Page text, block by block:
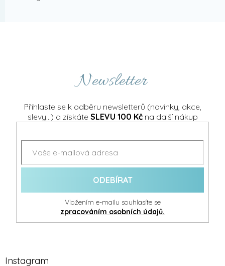
Newsletter
Přihlaste se k odběru newsletterů (novinky, akce,
slevy...) a získáte SLEVU 100 Kčna další nákup
ODEBÍRAT
Vložením e-mailu souhlasíte se
zpracováním osobních údajů.
Instagram